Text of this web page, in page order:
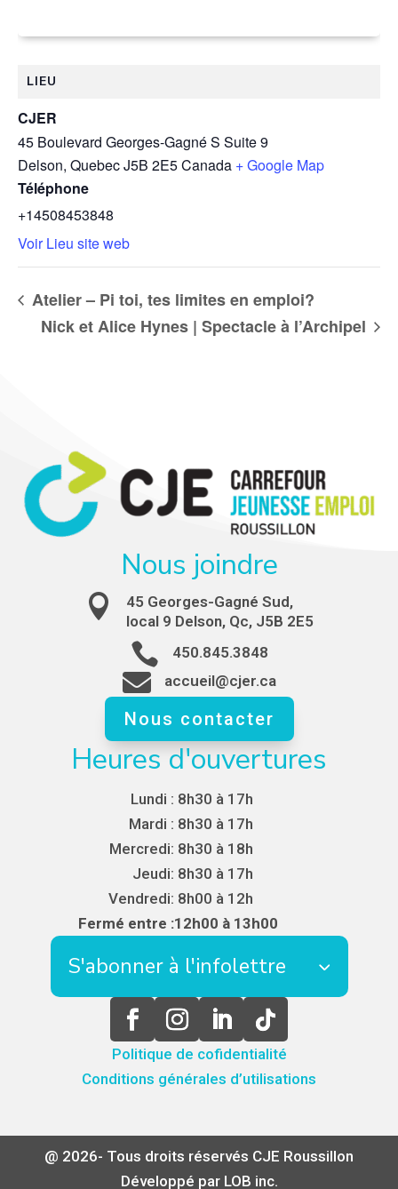
LIEU
CJER
45 Boulevard Georges-Gagné S Suite 9
Delson, QuebecJ5B 2E5Canada + Google Map
Téléphone
+14508453848
Voir Lieu site web
Atelier – Pi toi, tes limites en emploi?
Nick et Alice Hynes | Spectacle à l’Archipel
Nous joindre

45 Georges-Gagné Sud,
local 9 Delson, Qc, J5B 2E5
 450.845.3848
 accueil@cjer.ca
Nous contacter
Heures d'ouvertures
Lundi : 8h30 à 17h
Mardi : 8h30 à 17h
Mercredi: 8h30 à 18h
Jeudi: 8h30 à 17h
Vendredi: 8h00 à 12h
Fermé entre :12h00 à 13h00
S'abonner à l'infolettre
Politique de cofidentialité
Conditions générales d’utilisations
@ 2026- Tous droits réservés CJE Roussillon
Développé par LOB inc.